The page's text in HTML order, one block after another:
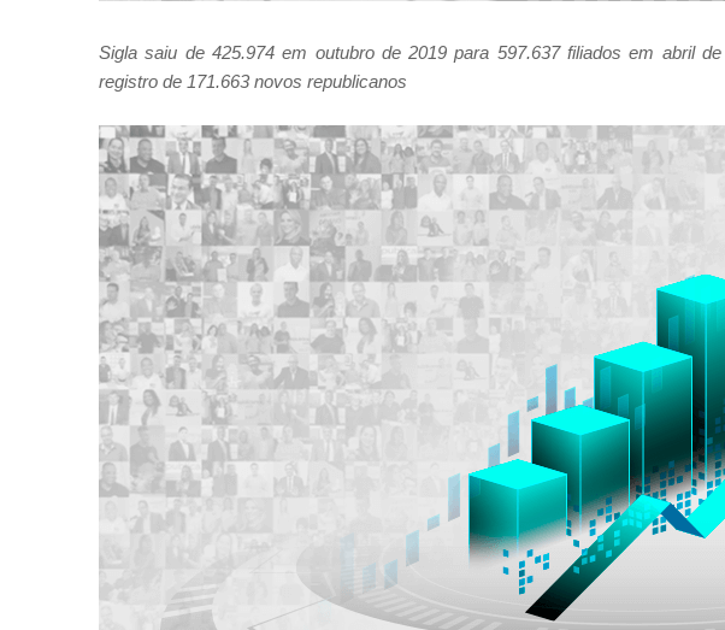
Sigla saiu de 425.974 em outubro de 2019 para 597.637 filiados em abril
registro de 171.663 novos republicanos